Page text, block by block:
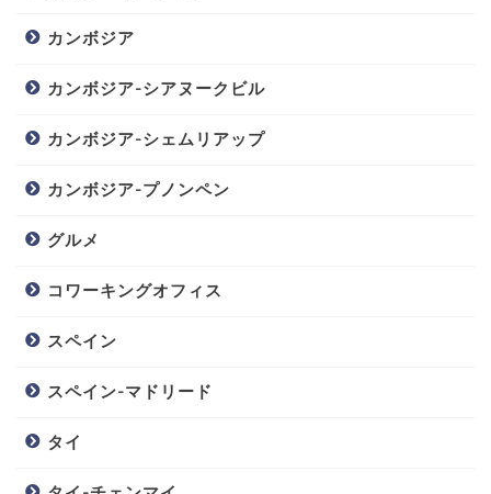
カンボジア
カンボジア-シアヌークビル
カンボジア-シェムリアップ
カンボジア-プノンペン
グルメ
コワーキングオフィス
スペイン
スペイン-マドリード
タイ